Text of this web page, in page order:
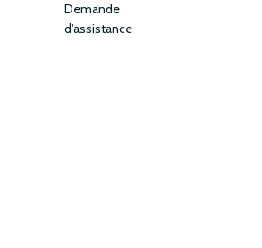
Demande
d'assistance